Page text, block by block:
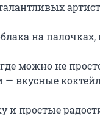
на
можно не
вкусные
и простые